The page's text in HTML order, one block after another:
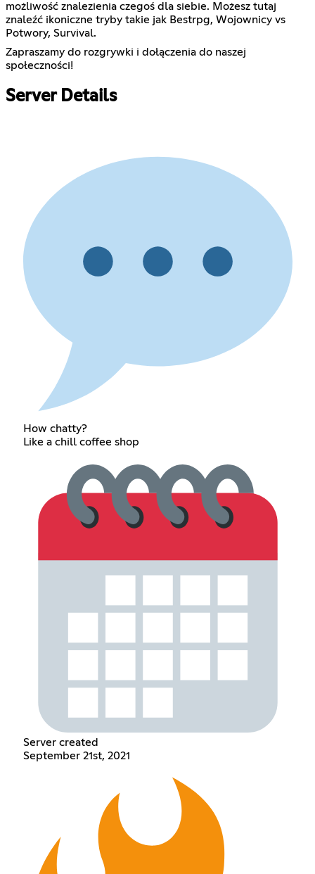
możliwość znalezienia czegoś dla siebie. Możesz tutaj
znaleźć ikoniczne tryby takie jak Bestrpg, Wojownicy vs
Potwory, Survival.
Zapraszamy do rozgrywki i dołączenia do naszej
społeczności!
Server Details
How chatty?
Like a chill coffee shop
Server created
September 21st, 2021